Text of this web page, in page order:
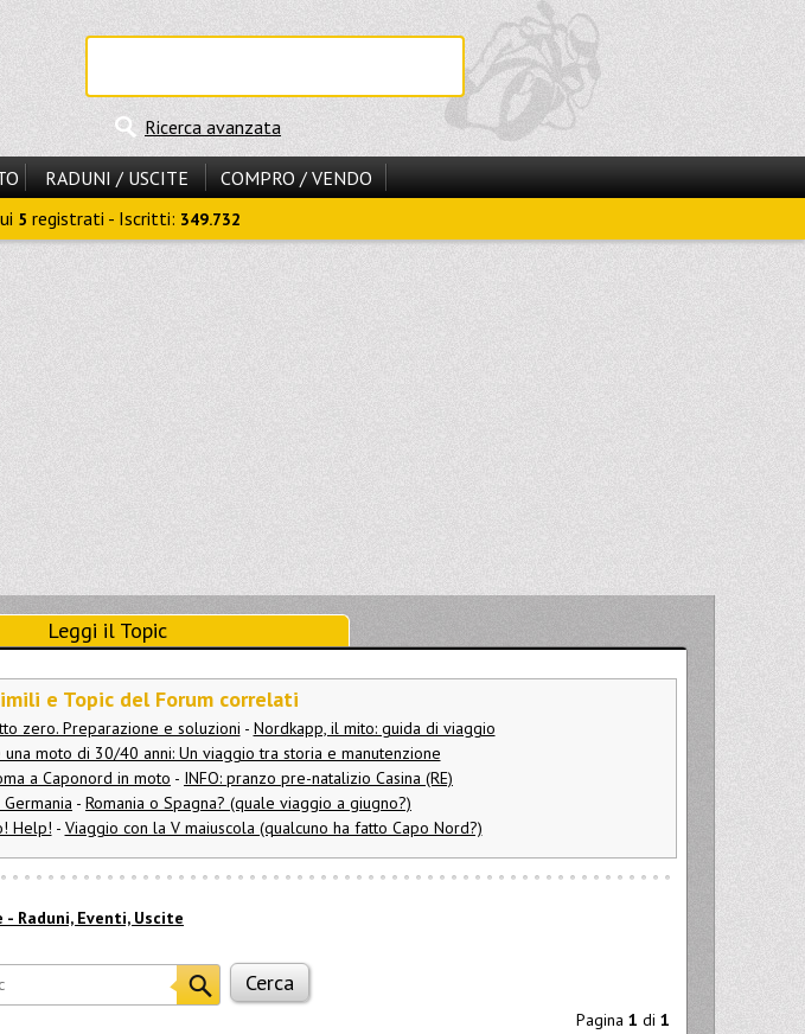
Ricerca avanzata
RADUNI / USCITE
COMPRO / VENDO
5 registrati - Iscritti: 349.732
Leggi il Topic
e Topic del Forum correlati
zero. Preparazione e soluzioni - Nordkapp, il mito: guida di viaggio
una moto di 30/40 anni: Un viaggio tra storia e manutenzione
a Caponord in moto - INFO: pranzo pre-natalizio Casina (RE)
- Romania o Spagna? (quale viaggio a giugno?)
Help! - Viaggio con la V maiuscola (qualcuno ha fatto Capo Nord?)
- Raduni, Eventi, Uscite
Pagina 1 di 1